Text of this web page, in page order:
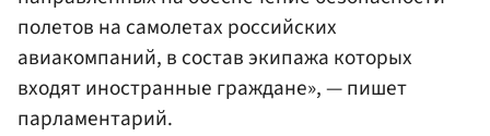
полетов на самолетах российских
авиакомпаний, в состав экипажа которых
входят иностранные граждане», — пишет
парламентарий.